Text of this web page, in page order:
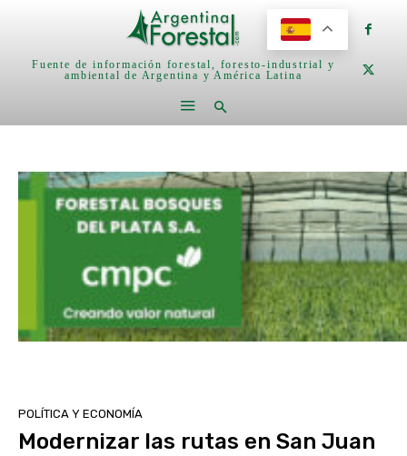
Fuente de información forestal, foresto-industrial y
ambiental de Argentina y América Latina
POLÍTICA Y ECONOMÍA
Modernizar las rutas en San Juan